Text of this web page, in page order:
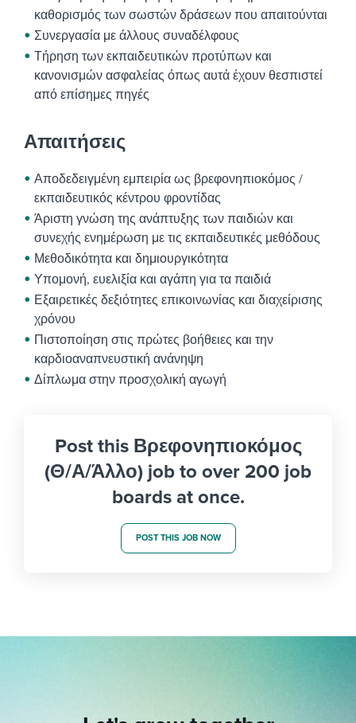
καθορισμός των σωστών δράσεων που απαιτούνται
Συνεργασία με άλλους συναδέλφους
Τήρηση των εκπαιδευτικών προτύπων και
κανονισμών ασφαλείας όπως αυτά έχουν θεσπιστεί
από επίσημες πηγές
Απαιτήσεις
Αποδεδειγμένη εμπειρία ως βρεφονηπιοκόμος /
εκπαιδευτικός κέντρου φροντίδας
Άριστη γνώση της ανάπτυξης των παιδιών και
συνεχής ενημέρωση με τις εκπαιδευτικές μεθόδους
Μεθοδικότητα και δημιουργικότητα
Υπομονή, ευελιξία και αγάπη για τα παιδιά
Εξαιρετικές δεξιότητες επικοινωνίας και διαχείρισης
χρόνου
Πιστοποίηση στις πρώτες βοήθειες και την
καρδιοαναπνευστική ανάνηψη
Δίπλωμα στην προσχολική αγωγή
Post this Βρεφονηπιοκόμος
(Θ/Α/Άλλο) job to over 200 job
boards at once.
POST THIS JOB NOW